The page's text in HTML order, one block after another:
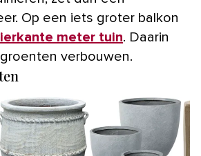
Op een iets groter balkon
meter tuin. Daarin
verbouwen.